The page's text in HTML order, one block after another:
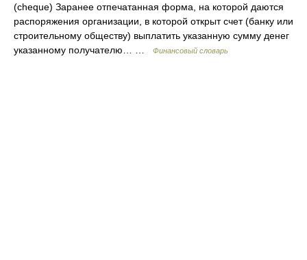
(cheque) Заранее отпечатанная форма, на которой даются
распоряжения организации, в которой открыт счет (банку или
строительному обществу) выплатить указанную сумму денег
указанному получателю… …
Финансовый словарь